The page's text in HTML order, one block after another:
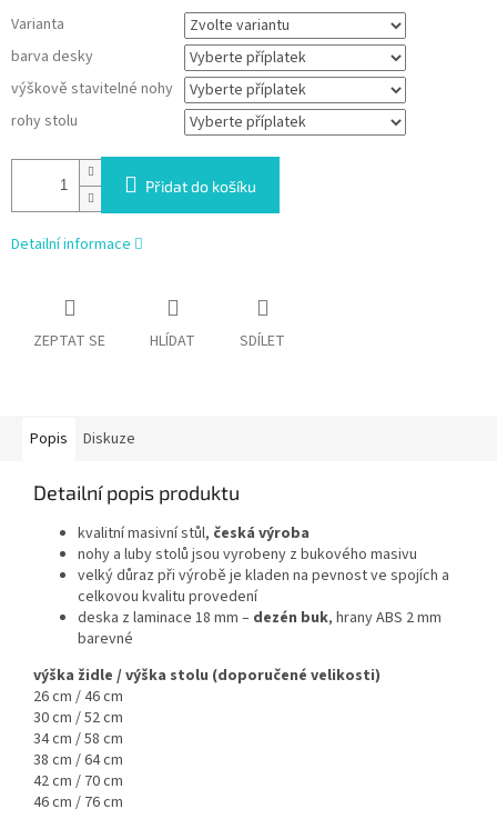
Varianta
barva desky
výškově stavitelné nohy
rohy stolu
Přidat do košíku
Detailní informace
ZEPTAT SE HLÍDAT SDÍLET
Popis Diskuze
Detailní popis produktu
kvalitní masivní stůl, česká výroba
nohy a luby stolů jsou vyrobeny z bukového masivu
velký důraz při výrobě je kladen na pevnost ve spojích a
celkovou kvalitu provedení
deska z laminace 18 mm – dezén buk, hrany ABS 2 mm
barevné
výška židle / výška stolu (doporučené velikosti)
26 cm / 46 cm
30 cm / 52 cm
34 cm / 58 cm
38 cm / 64 cm
42 cm / 70 cm
46 cm / 76 cm